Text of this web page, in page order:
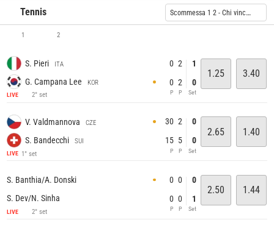
Tennis Scommessa 1 2 - Chi vincerà?
1 2
S. Pieri ITA
G. Campana Lee KOR
LIVE 2° set
0
0
P
2
2
P
1
0
Set
1.25 3.40
V. Valdmannova CZE
S. Bandecchi SUI
LIVE 1° set
30
15
P
2
5
P
0
0
Set
2.65 1.40
S. Banthia/A. Donski
S. Dev/N. Sinha
LIVE 2° set
0
0
P
0
0
P
0
1
Set
2.50 1.44